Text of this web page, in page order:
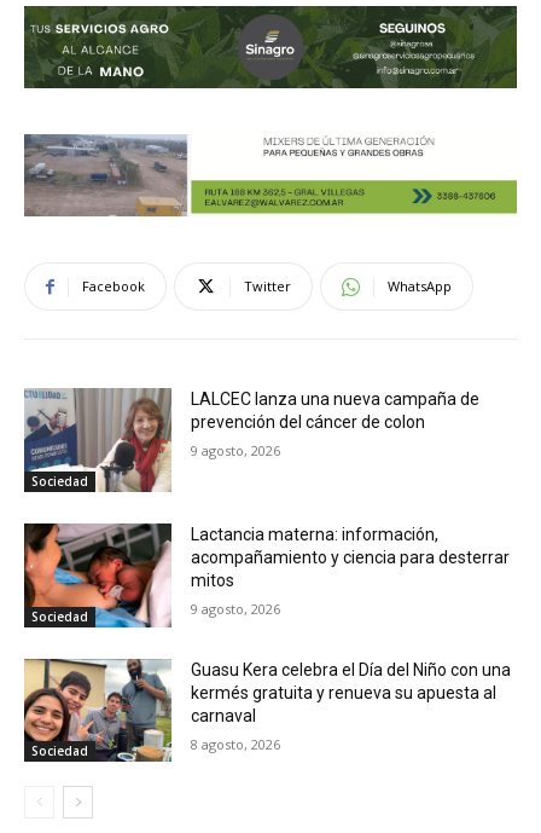
Facebook Twitter WhatsApp
Sociedad
LALCEC lanza una nueva campaña de
prevención del cáncer de colon
9 agosto, 2026
Sociedad
Lactancia materna: información,
acompañamiento y ciencia para desterrar
mitos
9 agosto, 2026
Sociedad
Guasu Kera celebra el Día del Niño con una
kermés gratuita y renueva su apuesta al
carnaval
8 agosto, 2026